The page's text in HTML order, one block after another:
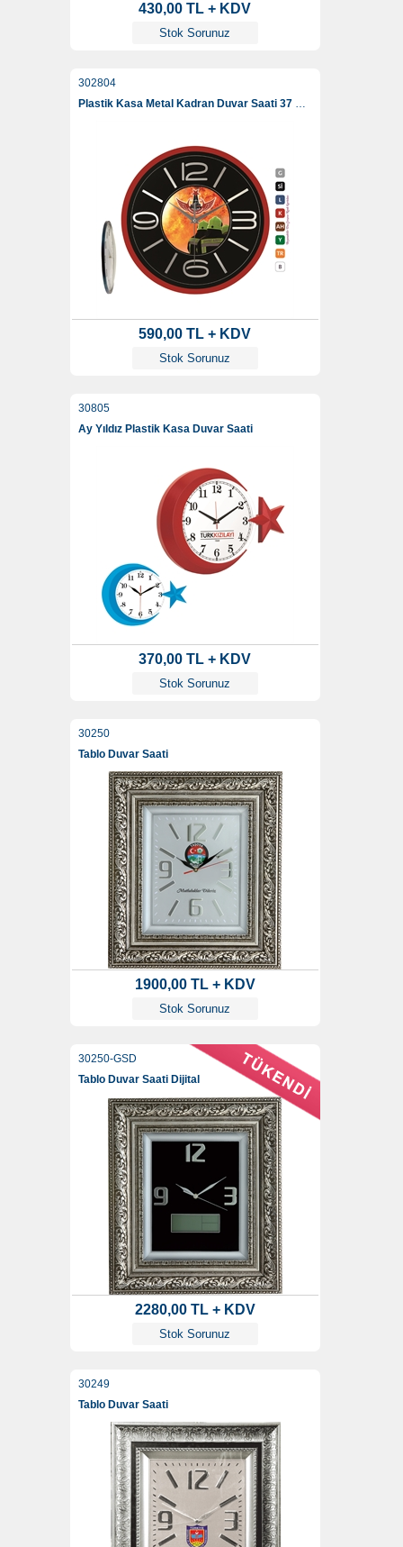
430,00 TL + KDV
Stok Sorunuz
302804
Plastik Kasa Metal Kadran Duvar Saati 37 Cm
590,00 TL + KDV
Stok Sorunuz
30805
Ay Yıldız Plastik Kasa Duvar Saati
370,00 TL + KDV
Stok Sorunuz
30250
Tablo Duvar Saati
1900,00 TL + KDV
Stok Sorunuz
30250-GSD
Tablo Duvar Saati Dijital
2280,00 TL + KDV
Stok Sorunuz
30249
Tablo Duvar Saati